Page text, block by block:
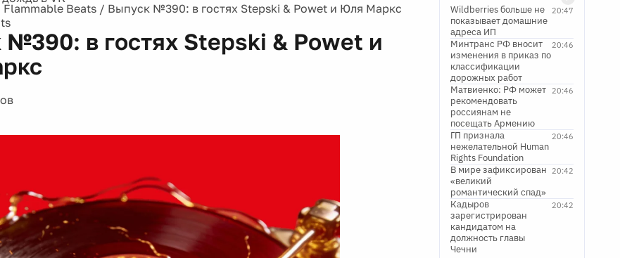
Flammable Beats / Выпуск №390: в гостях Stepski & Powet и Юля Маркс
№390: в гостях Stepski & Powet и
20:47
Wildberries больше не
показывает домашние
адреса ИП
20:46
Минтранс РФ вносит
изменения в приказ по
классификации
дорожных работ
20:46
Матвиенко: РФ может
рекомендовать
россиянам не
посещать Армению
20:46
ГП признала
нежелательной Human
Rights Foundation
20:42
В мире зафиксирован
«великий
романтический спад»
20:42
Кадыров
зарегистрирован
кандидатом на
должность главы
Чечни